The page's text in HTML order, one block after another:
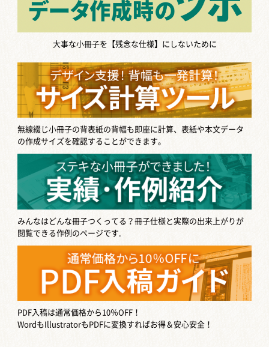
に間に合わなそ […]
同人誌のダウンロード販売ができるサ
最近は、同人誌のダウンロード販売も
活発に行われるようになってきまし
た。 「本を作る費用がかさんで辛
い…！」 「電子書籍で […]
同人イベントの釣り銭を用意する方法3
選！...
同人誌即売会に参加するときには、さ
まざまな持ち物が必要です！ そのなか
でもほぼ必須となるのが「釣り銭」。
釣り銭を用意して […]
生成AIで作った同人誌は売ってもい
い？公...
最近なにかと話題になることの多いAI
生成作品。 AIの進化はめざましく、あ
らゆるシーンに影響を及ぼしていま
す。 イラスト […]
大事な小冊子を【残念な仕様】にしないために
無線綴じ小冊子の背表紙の背幅も即座に計算、表紙や本文データ
の作成サイズを確認することができます。
みんなはどんな冊子つくってる？冊子仕様と実際の出来上がりが
閲覧できる作例のページです.
PDF入稿は通常価格から10％OFF！
WordもIllustratorもPDFに変換すればお得＆安心安全！